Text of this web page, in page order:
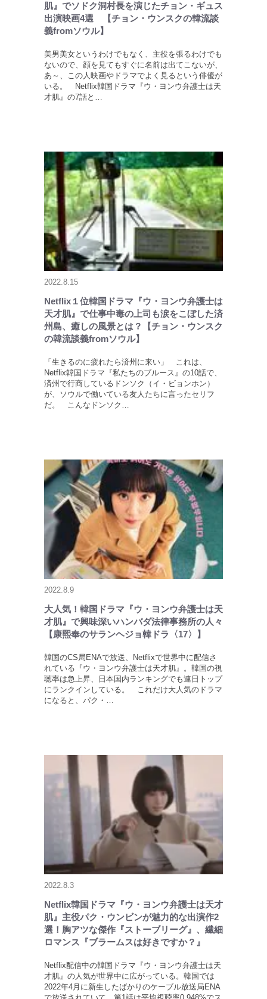
肌』でソドク洞村長を演じたチョン・ギュス
出演映画4選 【チョン・ウンスクの韓流談
義fromソウル】
美男美女というわけでもなく、主役を張るわけでも
ないので、顔を見てもすぐに名前は出てこないが、
あ～、この人映画やドラマでよく見るという俳優が
いる。 Netflix韓国ドラマ『ウ・ヨンウ弁護士は天
才肌』の7話と…
2022.8.15
Netflix１位韓国ドラマ『ウ・ヨンウ弁護士は
天才肌』で仕事中毒の上司も涙をこぼした済
州島、癒しの風景とは？【チョン・ウンスク
の韓流談義fromソウル】
「生きるのに疲れたら済州に来い」 これは、
Netflix韓国ドラマ『私たちのブルース』の10話で、
済州で行商しているドンソク（イ・ビョンホン）
が、ソウルで働いている友人たちに言ったセリフ
だ。 こんなドンソク…
2022.8.9
大人気！韓国ドラマ『ウ・ヨンウ弁護士は天
才肌』で興味深いハンバダ法律事務所の人々
【康熙奉のサランヘジョ韓ドラ〈17〉】
韓国のCS局ENAで放送、Netflixで世界中に配信さ
れている『ウ・ヨンウ弁護士は天才肌』。韓国の視
聴率は急上昇、日本国内ランキングでも連日トップ
にランクインしている。 これだけ大人気のドラマ
になると、パク・…
2022.8.3
Netflix韓国ドラマ『ウ・ヨンウ弁護士は天才
肌』主役パク・ウンビンが魅力的な出演作2
選！胸アツな傑作『ストーブリーグ』、繊細
ロマンス『ブラームスは好きですか？』
Netflix配信中の韓国ドラマ『ウ・ヨンウ弁護士は天
才肌』の人気が世界中に広がっている。韓国では
2022年4月に新生したばかりのケーブル放送局ENA